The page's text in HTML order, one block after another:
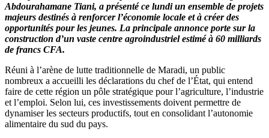
un
centre
agroindustriel
de
FCFA
annoncé
à
Maradi
Abdourahamane Tiani, a présenté ce lundi un ensemble de projets
majeurs destinés à renforcer l’économie locale et à créer des
opportunités pour les jeunes. La principale annonce porte sur la
construction d’un vaste centre agroindustriel estimé à 60 milliards
de francs CFA.
Réuni à l’arène de lutte traditionnelle de Maradi, un public
nombreux a accueilli les déclarations du chef de l’État, qui entend
faire de cette région un pôle stratégique pour l’agriculture, l’industrie
et l’emploi. Selon lui, ces investissements doivent permettre de
dynamiser les secteurs productifs, tout en consolidant l’autonomie
alimentaire du sud du pays.